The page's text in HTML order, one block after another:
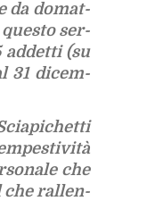
da do­mat­
que­sto ser­
(su
31 di­cem­
che
che ral­len­